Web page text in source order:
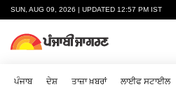
SUN, AUG 09, 2026 | UPDATED 12:57 PM IST
ਪੰਜਾਬ ਦੇਸ਼ ਤਾਜ਼ਾ ਖ਼ਬਰਾਂ ਲਾਈਫ ਸਟਾਈਲ